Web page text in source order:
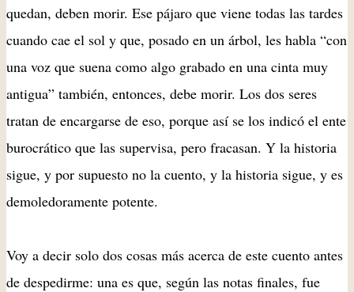
quedan, deben morir. Ese pájaro que viene todas las tardes
cuando cae el sol y que, posado en un árbol, les habla “con
una voz que suena como algo grabado en una cinta muy
antigua” también, entonces, debe morir. Los dos seres
tratan de encargarse de eso, porque así se los indicó el ente
burocrático que las supervisa, pero fracasan. Y la historia
sigue, y por supuesto no la cuento, y la historia sigue, y es
demoledoramente potente.
Voy a decir solo dos cosas más acerca de este cuento antes
de despedirme: una es que, según las notas finales, fue